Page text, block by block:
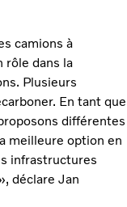
camions à
rôle dans la
Plusieurs
En tant que
différentes
meilleure option en
infrastructures
déclare Jan